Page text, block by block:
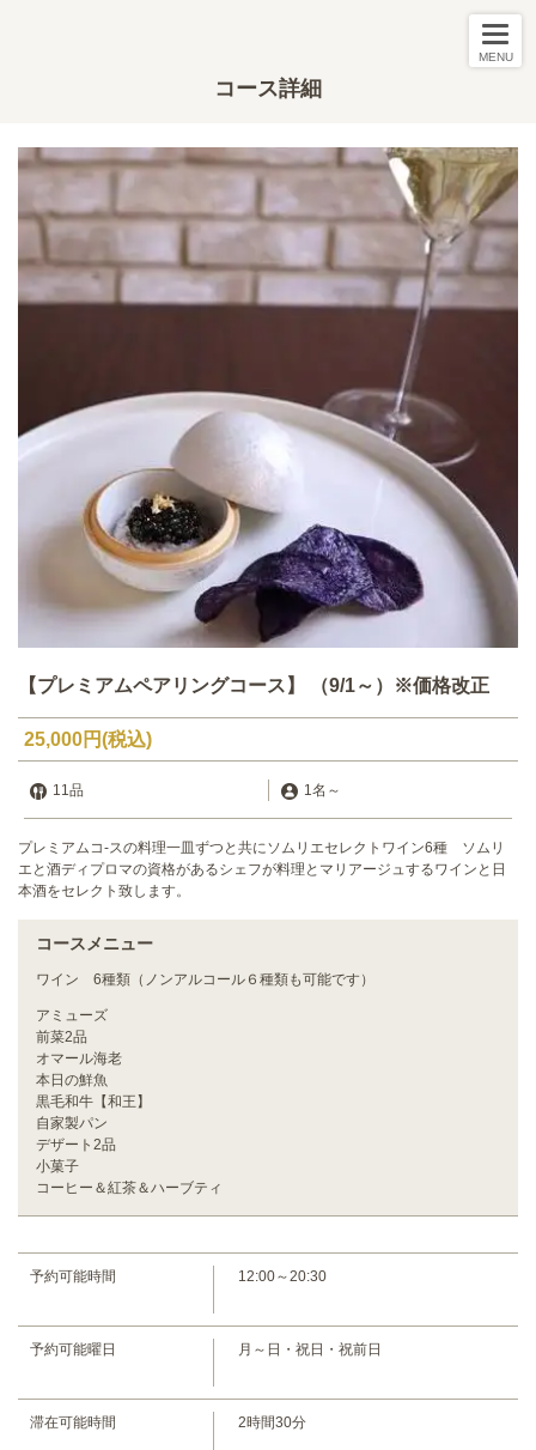
MENU
コース詳細
【プレミアムペアリングコース】 （9/1～）※価格改正
25,000円(税込)
11品 1名 ～
プレミアムコ-スの料理一皿ずつと共にソムリエセレクトワイン6種 ソムリ
エと酒ディプロマの資格があるシェフが料理とマリアージュするワインと日
本酒をセレクト致します。
コースメニュー
ワイン 6種類（ノンアルコール６種類も可能です）
アミューズ
前菜2品
オマール海老
本日の鮮魚
黒毛和牛【和王】
自家製パン
デザート2品
小菓子
コーヒー＆紅茶＆ハーブティ
予約可能時間 12:00～20:30
予約可能曜日 月～日・祝日・祝前日
滞在可能時間 2時間30分
この店舗情報をシェアする
【プレミアムペアリングコース】 （9/1～）※価格改正 |
Chef Okazaki cuisine francaise
https://chef-okazaki.owst.jp/courses/208142241